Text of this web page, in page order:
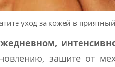
уход за кожей в
защите от